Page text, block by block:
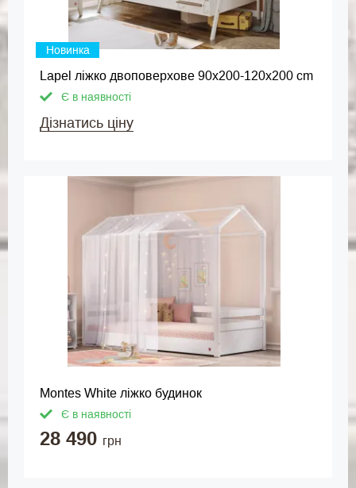
Новинка
Lapel ліжко двоповерхове 90x200-120x200 cm
Є в наявності
Дізнатись ціну
Montes White ліжко будинок
Є в наявності
28 490 грн